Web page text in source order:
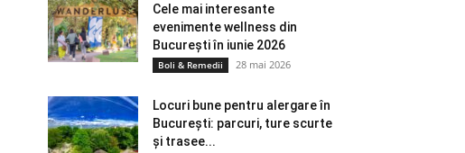
Cele mai interesante
evenimente wellness din
București în iunie 2026
Boli & Remedii 28 mai 2026
Locuri bune pentru alergare în
București: parcuri, ture scurte
și trasee...